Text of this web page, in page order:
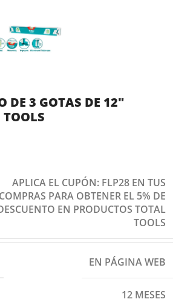
3 GOTAS DE 12″
APLICA EL CUPÓN: FLP28 EN TUS
COMPRAS PARA OBTENER EL 5% DE
EN PRODUCTOS TOTAL
TOOLS
EN PÁGINA WEB
12 MESES